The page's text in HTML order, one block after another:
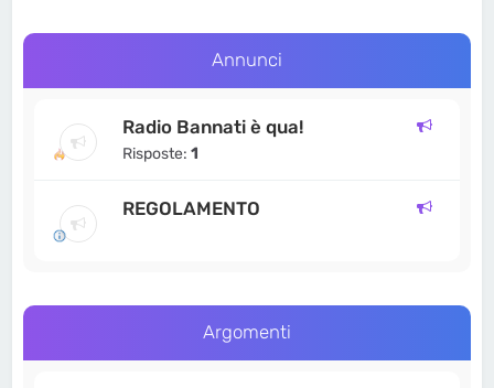
Annunci
Radio Bannati è qua!
Risposte:1
REGOLAMENTO
Argomenti